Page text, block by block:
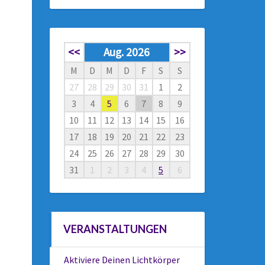
<< Aug. 2026 >>
M D M D F S
S
27
28 29 30 31 1
2
3
4 5 6 7 8
9
10
11 12 13 14 15
16
17
18 19 20 21 22
23
24
25 26 27 28 29
30
31
1 2 3 4 5 6
VERANSTALTUNGEN
Aktiviere Deinen Lichtkörper